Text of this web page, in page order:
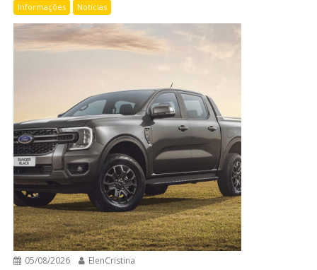
Informações Notícias
05/08/2026 ElenCristina